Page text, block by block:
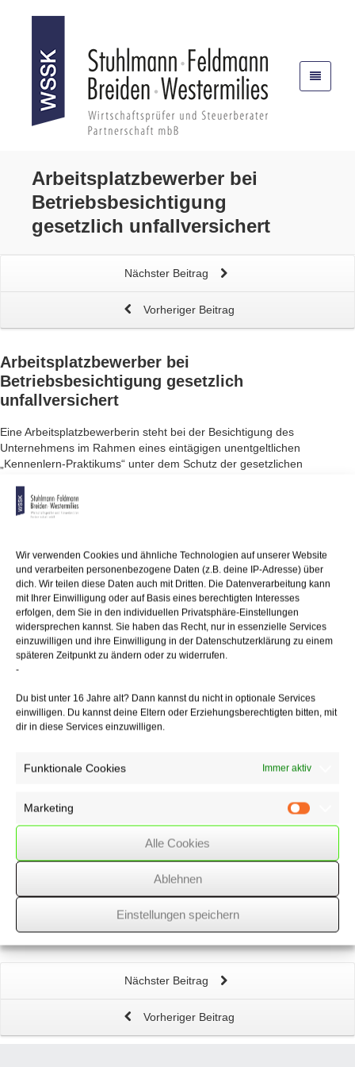
Wir verwenden Cookies und ähnliche Technologien auf unserer Website
und verarbeiten personenbezogene Daten (z.B. deine IP-Adresse) über
dich. Wir teilen diese Daten auch mit Dritten. Die Datenverarbeitung kann
mit Ihrer Einwilligung oder auf Basis eines berechtigten Interesses
erfolgen, dem Sie in den individuellen Privatsphäre-Einstellungen
widersprechen kannst. Sie haben das Recht, nur in essenzielle Services
einzuwilligen und ihre Einwilligung in der Datenschutzerklärung zu einem
späteren Zeitpunkt zu ändern oder zu widerrufen.
-
Du bist unter 16 Jahre alt? Dann kannst du nicht in optionale Services
einwilligen. Du kannst deine Eltern oder Erziehungsberechtigten bitten, mit
dir in diese Services einzuwilligen.
Funktionale Cookies Immer aktiv
Marketing
Alle Cookies
Ablehnen
Einstellungen speichern
Arbeitsplatzbewerber bei
Betriebsbesichtigung
gesetzlich unfallversichert
Nächster Beitrag
Vorheriger Beitrag
Arbeitsplatzbewerber bei
Betriebsbesichtigung gesetzlich
unfallversichert
Eine Arbeitsplatzbewerberin steht bei der Besichtigung des
Unternehmens im Rahmen eines eintägigen unentgeltlichen
„Kennenlern-Praktikums“ unter dem Schutz der gesetzlichen
Bewerberin am Kennenlernen des potenziellen zukünftigen
Arbeitgebers steht dem Unfallversicherungsschutz kraft Satzung hier
Bitte beachten Sie!Nicht bei jeder Berufsgenossenschaft sind
Teilnehmer einer Unternehmensbesichtigung unfallversichert.
22/11/2022 / WSSK
wssk-admin
Geschäftsführer?
Nächster Beitrag
Vorheriger Beitrag